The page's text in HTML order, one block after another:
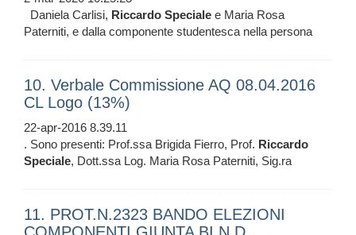
Daniela Carlisi, Riccardo Speciale e Maria Rosa
Paterniti, e dalla componente studentesca nella persona
10. Verbale Commissione AQ 08.04.2016
CL Logo (13%)
22-apr-2016 8.39.11
. Sono presenti: Prof.ssa Brigida Fierro, Prof. Riccardo
Speciale, Dott.ssa Log. Maria Rosa Paterniti, Sig.ra
11. PROT.N.2323 BANDO ELEZIONI